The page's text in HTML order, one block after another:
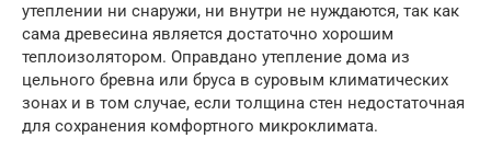
утеплении ни снаружи, ни внутри не нуждаются, так как
сама древесина является достаточно хорошим
теплоизолятором. Оправдано утепление дома из
цельного бревна или бруса в суровым климатических
зонах и в том случае, если толщина стен недостаточная
для сохранения комфортного микроклимата.